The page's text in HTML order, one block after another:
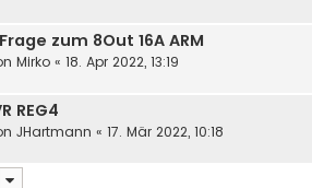
zum 8Out 16A ARM
Mirko « 18. Apr 2022, 13:19
REG4
JHartmann « 17. Mär 2022, 10:18